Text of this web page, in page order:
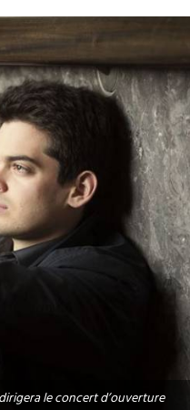
le concert d’ouverture